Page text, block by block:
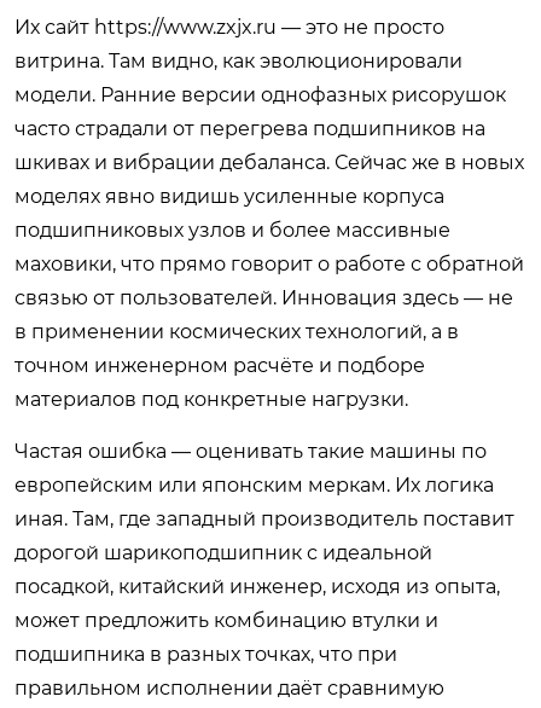
Их сайт https://www.zxjx.ru — это не просто
витрина. Там видно, как эволюционировали
модели. Ранние версии однофазных рисорушок
часто страдали от перегрева подшипников на
шкивах и вибрации дебаланса. Сейчас же в новых
моделях явно видишь усиленные корпуса
подшипниковых узлов и более массивные
маховики, что прямо говорит о работе с обратной
связью от пользователей. Инновация здесь — не
в применении космических технологий, а в
точном инженерном расчёте и подборе
материалов под конкретные нагрузки.
Частая ошибка — оценивать такие машины по
европейским или японским меркам. Их логика
иная. Там, где западный производитель поставит
дорогой шарикоподшипник с идеальной
посадкой, китайский инженер, исходя из опыта,
может предложить комбинацию втулки и
подшипника в разных точках, что при
правильном исполнении даёт сравнимую